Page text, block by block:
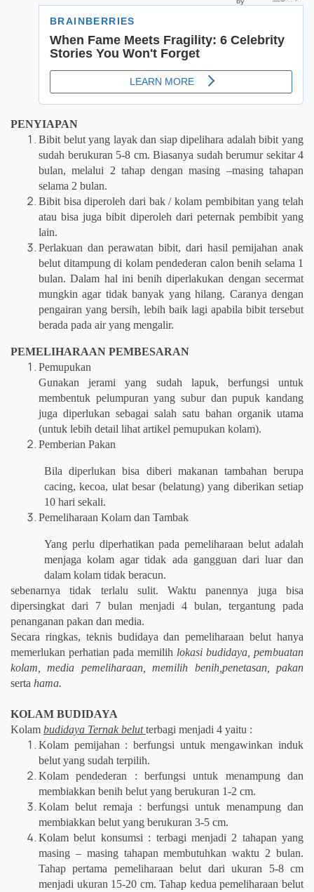
PENYIAPAN
Bibit belut yang layak dan siap dipelihara adalah bibit yang
sudah berukuran 5-8 cm. Biasanya sudah berumur sekitar 4
bulan, melalui 2 tahap dengan masing –masing tahapan
selama 2 bulan.
Bibit bisa diperoleh dari bak / kolam pembibitan yang telah
atau bisa juga bibit diperoleh dari peternak pembibit yang
lain.
Perlakuan dan perawatan bibit, dari hasil pemijahan anak
belut ditampung di kolam pendederan calon benih selama 1
bulan. Dalam hal ini benih diperlakukan dengan secermat
mungkin agar tidak banyak yang hilang. Caranya dengan
pengairan yang bersih, lebih baik lagi apabila bibit tersebut
berada pada air yang mengalir.
PEMELIHARAAN PEMBESARAN
Pemupukan
Gunakan jerami yang sudah lapuk, berfungsi untuk
membentuk pelumpuran yang subur dan pupuk kandang
juga diperlukan sebagai salah satu bahan organik utama
(untuk lebih detail lihat artikel pemupukan kolam).
Pemberian Pakan
Bila diperlukan bisa diberi makanan tambahan berupa
cacing, kecoa, ulat besar (belatung) yang diberikan setiap
10 hari sekali.
Pemeliharaan Kolam dan Tambak
Yang perlu diperhatikan pada pemeliharaan belut adalah
menjaga kolam agar tidak ada gangguan dari luar dan
dalam kolam tidak beracun.
sebenarnya tidak terlalu sulit. Waktu panennya juga bisa
dipersingkat dari 7 bulan menjadi 4 bulan, tergantung pada
penanganan pakan dan media.
Secara ringkas, teknis budidaya dan pemeliharaan belut hanya
memerlukan perhatian pada memilih lokasi budidaya, pembuatan
kolam, media pemeliharaan, memilih benih,penetasan, pakan
serta hama.
KOLAM BUDIDAYA
Kolam budidaya Ternak belutterbagi menjadi 4 yaitu :
Kolam pemijahan : berfungsi untuk mengawinkan induk
belut yang sudah terpilih.
Kolam pendederan : berfungsi untuk menampung dan
membiakkan benih belut yang berukuran 1-2 cm.
Kolam belut remaja : berfungsi untuk menampung dan
membiakkan belut yang berukuran 3-5 cm.
Kolam belut konsumsi : terbagi menjadi 2 tahapan yang
masing – masing tahapan membutuhkan waktu 2 bulan.
Tahap pertama pemeliharaan belut dari ukuran 5-8 cm
menjadi ukuran 15-20 cm. Tahap kedua pemeliharaan belut